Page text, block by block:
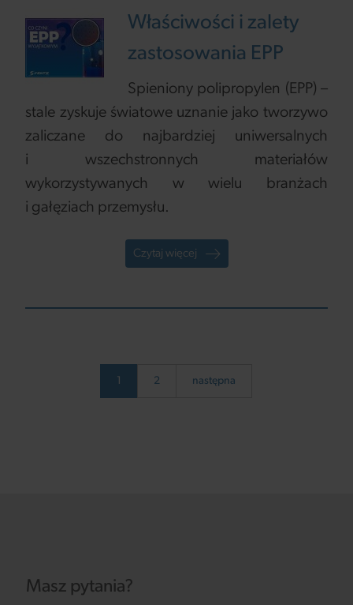
Właściwości i zalety
zastosowania EPP
Spieniony polipropylen (EPP) –
stale zyskuje światowe uznanie jako tworzywo
zaliczane do najbardziej uniwersalnych
i wszechstronnych materiałów
wykorzystywanych w wielu branżach
i gałęziach przemysłu.
Czytaj więcej
1 2 następna
Masz pytania?